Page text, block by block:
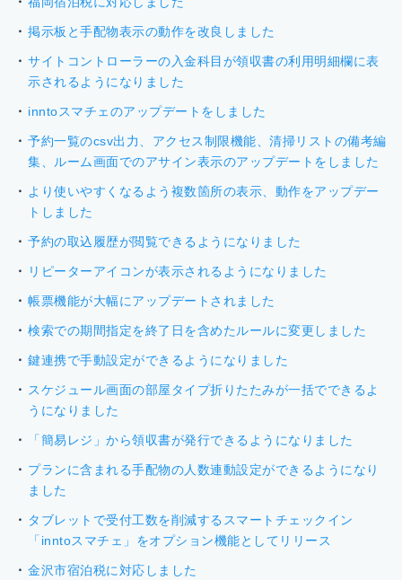
掲示板と手配物表示の動作を改良しました
サイトコントローラーの入金科目が領収書の利用明細欄に表
示されるようになりました
inntoスマチェのアップデートをしました
予約一覧のcsv出力、アクセス制限機能、清掃リストの備考編
集、ルーム画面でのアサイン表示のアップデートをしました
より使いやすくなるよう複数箇所の表示、動作をアップデー
トしました
予約の取込履歴が閲覧できるようになりました
リピーターアイコンが表示されるようになりました
帳票機能が大幅にアップデートされました
検索での期間指定を終了日を含めたルールに変更しました
鍵連携で手動設定ができるようになりました
スケジュール画面の部屋タイプ折りたたみが一括でできるよ
うになりました
「簡易レジ」から領収書が発行できるようになりました
プランに含まれる手配物の人数連動設定ができるようになり
ました
タブレットで受付工数を削減するスマートチェックイン
「inntoスマチェ」をオプション機能としてリリース
金沢市宿泊税に対応しました